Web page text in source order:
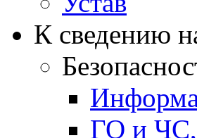
К сведению
ГО и ЧС,